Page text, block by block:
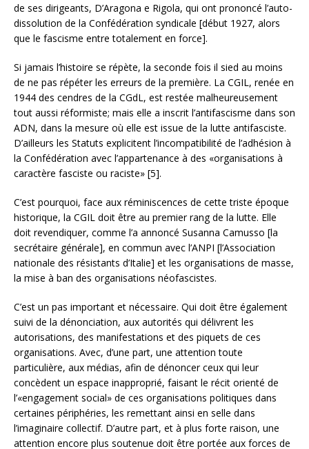
de ses dirigeants, D’Aragona e Rigola, qui ont prononcé l’auto-
dissolution de la Confédération syndicale [début 1927, alors
que le fascisme entre totalement en force].
Si jamais l’histoire se répète, la seconde fois il sied au moins
de ne pas répéter les erreurs de la première. La CGIL, renée en
1944 des cendres de la CGdL, est restée malheureusement
tout aussi réformiste; mais elle a inscrit l’antifascisme dans son
ADN, dans la mesure où elle est issue de la lutte antifasciste.
D’ailleurs les Statuts explicitent l’incompatibilité de l’adhésion à
la Confédération avec l’appartenance à des «organisations à
caractère fasciste ou raciste» [5].
C’est pourquoi, face aux réminiscences de cette triste époque
historique, la CGIL doit être au premier rang de la lutte. Elle
doit revendiquer, comme l’a annoncé Susanna Camusso [la
secrétaire générale], en commun avec l’ANPI [l’Association
nationale des résistants d’Italie] et les organisations de masse,
la mise à ban des organisations néofascistes.
C’est un pas important et nécessaire. Qui doit être également
suivi de la dénonciation, aux autorités qui délivrent les
autorisations, des manifestations et des piquets de ces
organisations. Avec, d’une part, une attention toute
particulière, aux médias, afin de dénoncer ceux qui leur
concèdent un espace inapproprié, faisant le récit orienté de
l’«engagement social» de ces organisations politiques dans
certaines périphéries, les remettant ainsi en selle dans
l’imaginaire collectif. D’autre part, et à plus forte raison, une
attention encore plus soutenue doit être portée aux forces de